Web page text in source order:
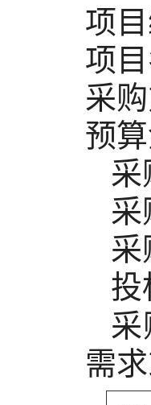
项
项
采
预
采
采
采
投
需